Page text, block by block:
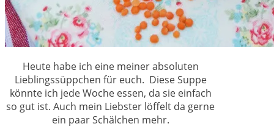
Heute habe ich eine meiner absoluten
Lieblingssüppchen für euch. Diese Suppe
könnte ich jede Woche essen, da sie einfach
so gut ist. Auch mein Liebster löffelt da gerne
ein paar Schälchen mehr.